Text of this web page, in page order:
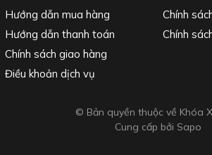
Hướng dẫn mua hàng
Hướng dẫn thanh toán
Chính sách giao hàng
Điều khoản dịch vụ
Chính
Chính
© Bản quyền thuộc về Khóa
Cung cấp bởi Sapo